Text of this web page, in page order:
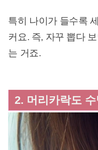
특히 나이가 들수록
커요. 즉, 자꾸 뽑다
는 거죠.
2. 머리카락도